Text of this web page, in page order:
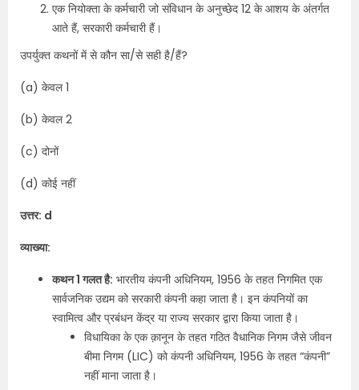
एक नियोक्ता के कर्मचारी जो संविधान के अनुच्छेद 12 के आशय के अंतर्गत
आते हैं, सरकारी कर्मचारी हैं।
उपर्युक्त कथनों में से कौन सा/से सही है/हैं?
(a) केवल 1
(b) केवल 2
(c) दोनों
(d) कोई नहीं
उत्तर: d
व्याख्या:
कथन 1 गलत है: भारतीय कंपनी अधिनियम, 1956 के तहत निगमित एक
सार्वजनिक उद्यम को सरकारी कंपनी कहा जाता है। इन कंपनियों का
स्वामित्व और प्रबंधन केंद्र या राज्य सरकार द्वारा किया जाता है।
विधायिका के एक क़ानून के तहत गठित वैधानिक निगम जैसे जीवन
बीमा निगम (LIC) को कंपनी अधिनियम, 1956 के तहत “कंपनी”
नहीं माना जाता है।